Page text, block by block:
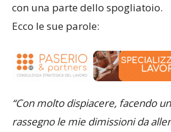
con una parte dello spogliatoio.
Ecco le sue parole:
“Con molto dispiacere, facendo
rassegno le mie dimissioni da